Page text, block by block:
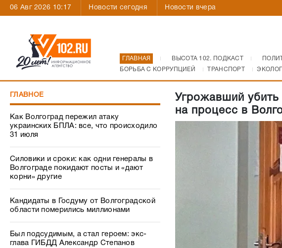
06 Авг 2026 10:17 Новости сегодня Новости вчера
ГЛАВНАЯ ВЫСОТА 102. ПОДКАСТ
БОРЬБА С КОРРУПЦИЕЙ
ТРАНСПОРТ
ГЛАВНОЕ
Как Волгоград пережил атаку
украинских БПЛА: все, что происходило
31 июля
Силовики и сроки: как одни генералы в
Волгограде покидают посты и «дают
корни» другие
Кандидаты в Госдуму от Волгоградской
области померились миллионами
Был подсудимым, а стал героем: экс-
глава ГИБДД Александр Степанов
Угрожавший
на процесс в